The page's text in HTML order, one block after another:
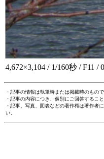
4,672×3,104 / 1/160秒 / F11
・記事の情報は執筆時または掲載時のもの
・記事の内容につき、個別にご回答するこ
・記事、写真、図表などの著作権は著作者
い。